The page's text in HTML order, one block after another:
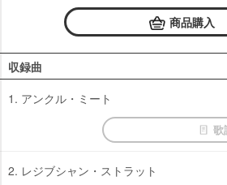
商品購入
収録曲
1. アンクル・ミート
歌
2. レジブシャン・ストラット